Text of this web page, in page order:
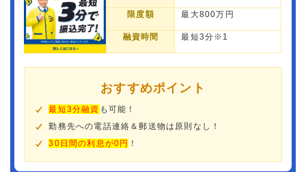
限度額 最大800万円
融資時間 最短3分※1
おすすめポイント
最短3分融資 も可能！
勤務先への電話連絡＆郵送物は原則なし！
30日間の利息が0円 ！